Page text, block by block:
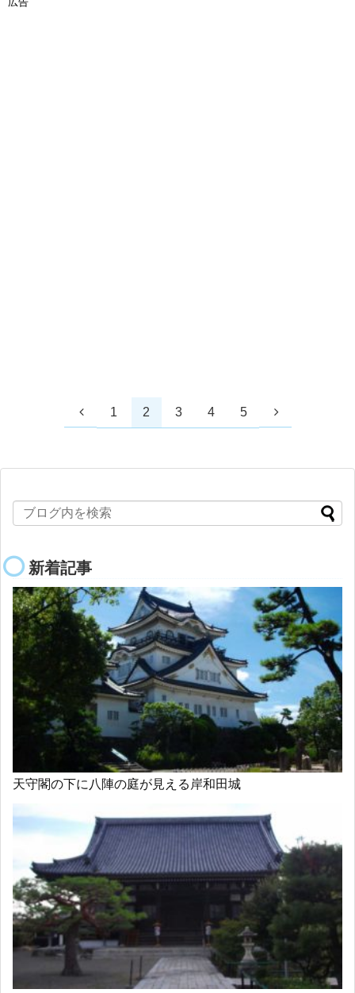
1 2 3 4 5
新着記事
天守閣の下に八陣の庭が見える岸和田城